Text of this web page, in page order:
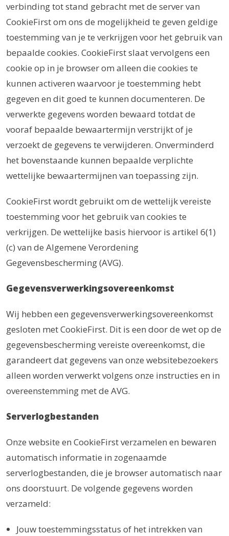
verbinding tot stand gebracht met de server van
CookieFirst om ons de mogelijkheid te geven geldige
toestemming van je te verkrijgen voor het gebruik van
bepaalde cookies. CookieFirst slaat vervolgens een
cookie op in je browser om alleen die cookies te
kunnen activeren waarvoor je toestemming hebt
gegeven en dit goed te kunnen documenteren. De
verwerkte gegevens worden bewaard totdat de
vooraf bepaalde bewaartermijn verstrijkt of je
verzoekt de gegevens te verwijderen. Onverminderd
het bovenstaande kunnen bepaalde verplichte
wettelijke bewaartermijnen van toepassing zijn.
CookieFirst wordt gebruikt om de wettelijk vereiste
toestemming voor het gebruik van cookies te
verkrijgen. De wettelijke basis hiervoor is artikel 6(1)
(c) van de Algemene Verordening
Gegevensbescherming (AVG).
Gegevensverwerkingsovereenkomst
Wij hebben een gegevensverwerkingsovereenkomst
gesloten met CookieFirst. Dit is een door de wet op de
gegevensbescherming vereiste overeenkomst, die
garandeert dat gegevens van onze websitebezoekers
alleen worden verwerkt volgens onze instructies en in
overeenstemming met de AVG.
Serverlogbestanden
Onze website en CookieFirst verzamelen en bewaren
automatisch informatie in zogenaamde
serverlogbestanden, die je browser automatisch naar
ons doorstuurt. De volgende gegevens worden
verzameld:
Jouw toestemmingsstatus of het intrekken van